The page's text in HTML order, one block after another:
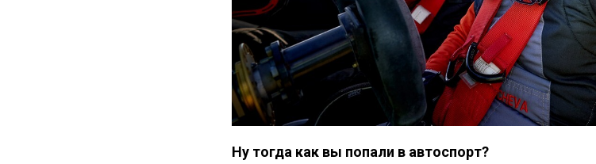
Ну тогда как вы попали в автоспорт?